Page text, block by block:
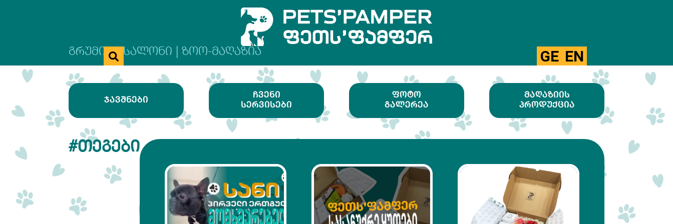
ᲒᲠᲣᲛᲘᲜᲒ ᲡᲐᲚᲝᲜᲘ | ᲖᲝᲝ-ᲛᲐᲦᲐᲖᲘᲐ GE EN
ᲯᲐᲕᲨᲜᲔᲑᲘ
ᲩᲕᲔᲜᲘ
ᲡᲔᲠᲕᲘᲡᲔᲑᲘ
ᲤᲝᲢᲝ
ᲒᲐᲚᲔᲠᲔᲐ
ᲛᲐᲦᲐᲖᲘᲘᲡ
ᲞᲠᲝᲓᲣᲥᲪᲘᲐ
#ᲗᲔᲒᲔᲑᲘ